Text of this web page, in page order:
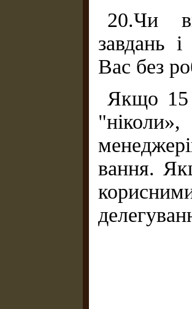
20.Чи
завдань
Вас без
Якщо 15
вання.